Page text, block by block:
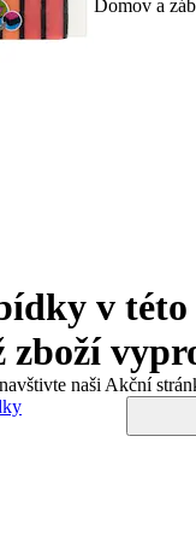
Domov a
v
zboží
naši Akční